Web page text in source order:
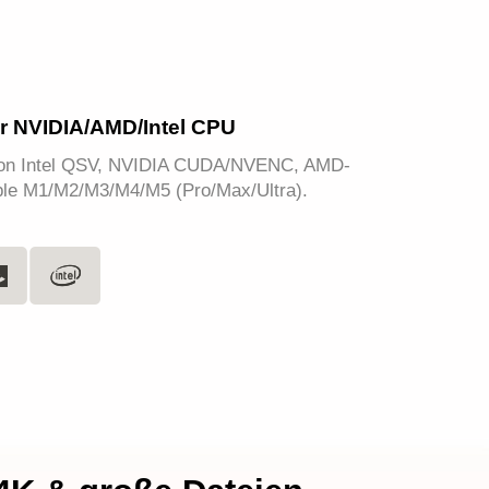
NVIDIA/AMD/Intel CPU
Intel QSV, NVIDIA CUDA/NVENC, AMD-
M1/M2/M3/M4/M5 (Pro/Max/Ultra).